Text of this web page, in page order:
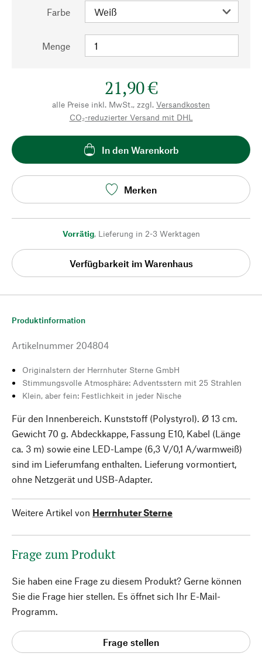
Farbe
Menge
21,90 €
alle Preise inkl. MwSt., zzgl. Versandkosten
CO₂-reduzierter Versand mit DHL
In den Warenkorb
Merken
Vorrätig, Lieferung in 2-3 Werktagen
Verfügbarkeit im Warenhaus
Produktinformation
Artikelnummer 204804
Originalstern der Herrnhuter Sterne GmbH
Stimmungsvolle Atmosphäre: Adventsstern mit 25 Strahlen
Klein, aber fein: Festlichkeit in jeder Nische
Für den Innenbereich. Kunststoff (Polystyrol). Ø 13 cm.
Gewicht 70 g. Abdeckkappe, Fassung E10, Kabel (Länge
ca. 3 m) sowie eine LED-Lampe (6,3 V/0,1 A/warmweiß)
sind im Lieferumfang enthalten. Lieferung vormontiert,
ohne Netzgerät und USB-Adapter.
Weitere Artikel von Herrnhuter Sterne
Frage zum Produkt
Sie haben eine Frage zu diesem Produkt? Gerne können
Sie die Frage hier stellen. Es öffnet sich Ihr E-Mail-
Programm.
Frage stellen